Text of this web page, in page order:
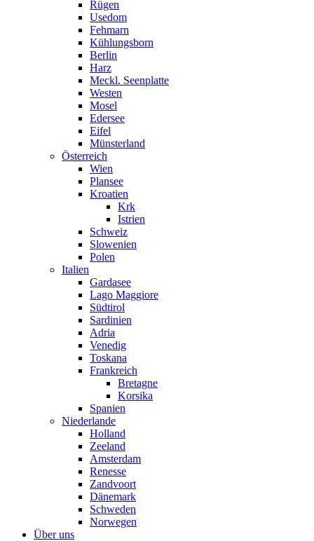
Rügen
Usedom
Fehmarn
Kühlungsborn
Berlin
Harz
Meckl. Seenplatte
Westen
Mosel
Edersee
Eifel
Münsterland
Österreich
Wien
Plansee
Kroatien
Krk
Istrien
Schweiz
Slowenien
Polen
Italien
Gardasee
Lago Maggiore
Südtirol
Sardinien
Adria
Venedig
Toskana
Frankreich
Bretagne
Korsika
Spanien
Niederlande
Holland
Zeeland
Amsterdam
Renesse
Zandvoort
Dänemark
Schweden
Norwegen
Über uns